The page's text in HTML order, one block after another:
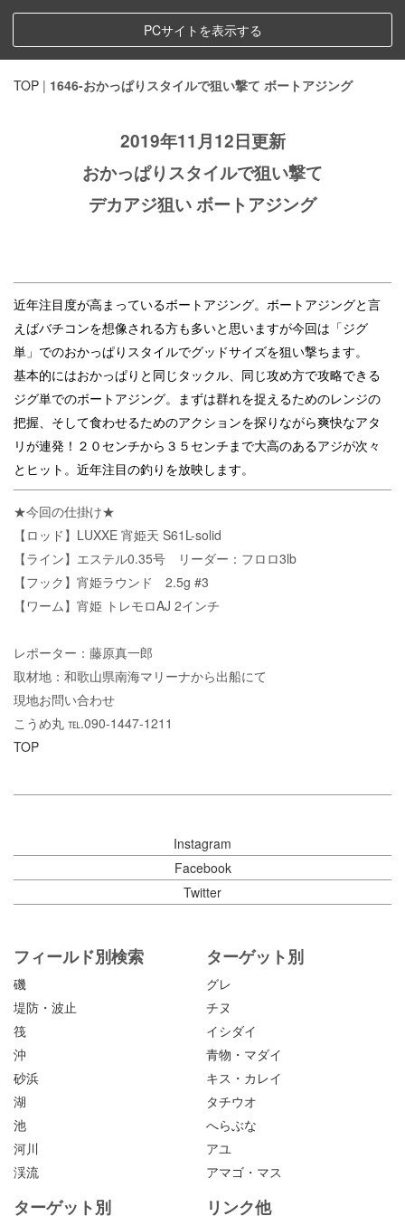
PCサイトを表示する
TOP | 1646-おかっぱりスタイルで狙い撃て ボートアジング
2019年11月12日更新
おかっぱりスタイルで狙い撃て
デカアジ狙い ボートアジング
近年注目度が高まっているボートアジング。ボートアジングと言
えばバチコンを想像される方も多いと思いますが今回は「ジグ
単」でのおかっぱりスタイルでグッドサイズを狙い撃ちます。
基本的にはおかっぱりと同じタックル、同じ攻め方で攻略できる
ジグ単でのボートアジング。まずは群れを捉えるためのレンジの
把握、そして食わせるためのアクションを探りながら爽快なアタ
リが連発！２０センチから３５センチまで大高のあるアジが次々
とヒット。近年注目の釣りを放映します。
★今回の仕掛け★
【ロッド】LUXXE 宵姫天 S61L-solid
【ライン】エステル0.35号 リーダー：フロロ3lb
【フック】宵姫ラウンド 2.5g #3
【ワーム】宵姫 トレモロAJ 2インチ
レポーター：藤原真一郎
取材地：和歌山県南海マリーナから出船にて
現地お問い合わせ
こうめ丸 ℡.090-1447-1211
TOP
Instagram
Facebook
Twitter
フィールド別検索
磯
堤防・波止
筏
沖
砂浜
湖
池
河川
渓流
ターゲット別
グレ
チヌ
イシダイ
青物・マダイ
キス・カレイ
タチウオ
へらぶな
アユ
アマゴ・マス
ターゲット別 リンク他